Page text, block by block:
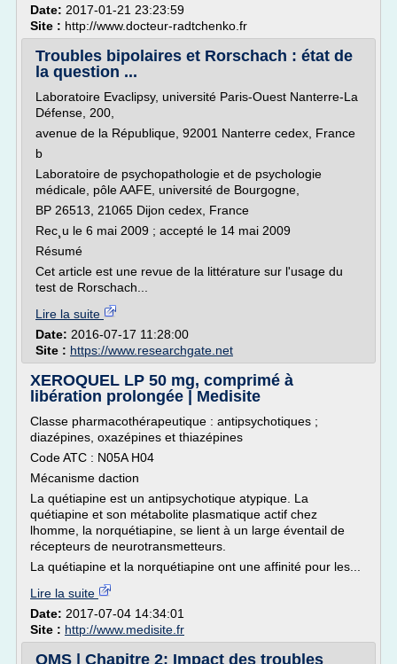
Date: 2017-01-21 23:23:59
Site : http://www.docteur-radtchenko.fr
Troubles bipolaires et Rorschach : état de
la question ...
Laboratoire Evaclipsy, université Paris-Ouest Nanterre-La
Défense, 200,
avenue de la République, 92001 Nanterre cedex, France
b
Laboratoire de psychopathologie et de psychologie
médicale, pôle AAFE, université de Bourgogne,
BP 26513, 21065 Dijon cedex, France
Rec¸u le 6 mai 2009 ; accepté le 14 mai 2009
Résumé
Cet article est une revue de la littérature sur l'usage du
test de Rorschach...
Lire la suite
Date: 2016-07-17 11:28:00
Site : https://www.researchgate.net
XEROQUEL LP 50 mg, comprimé à
libération prolongée | Medisite
Classe pharmacothérapeutique : antipsychotiques ;
diazépines, oxazépines et thiazépines
Code ATC : N05A H04
Mécanisme daction
La quétiapine est un antipsychotique atypique. La
quétiapine et son métabolite plasmatique actif chez
lhomme, la norquétiapine, se lient à un large éventail de
récepteurs de neurotransmetteurs.
La quétiapine et la norquétiapine ont une affinité pour les...
Lire la suite
Date: 2017-07-04 14:34:01
Site : http://www.medisite.fr
OMS | Chapitre 2: Impact des troubles